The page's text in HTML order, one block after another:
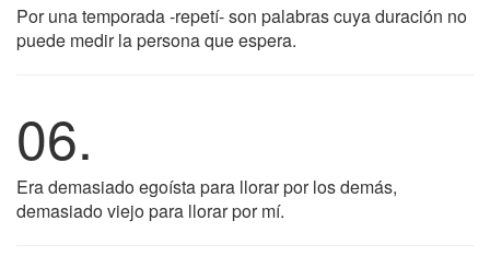
Por una temporada -repetí- son palabras cuya duración no
puede medir la persona que espera.
06.
Era demasiado egoísta para llorar por los demás,
demasiado viejo para llorar por mí.